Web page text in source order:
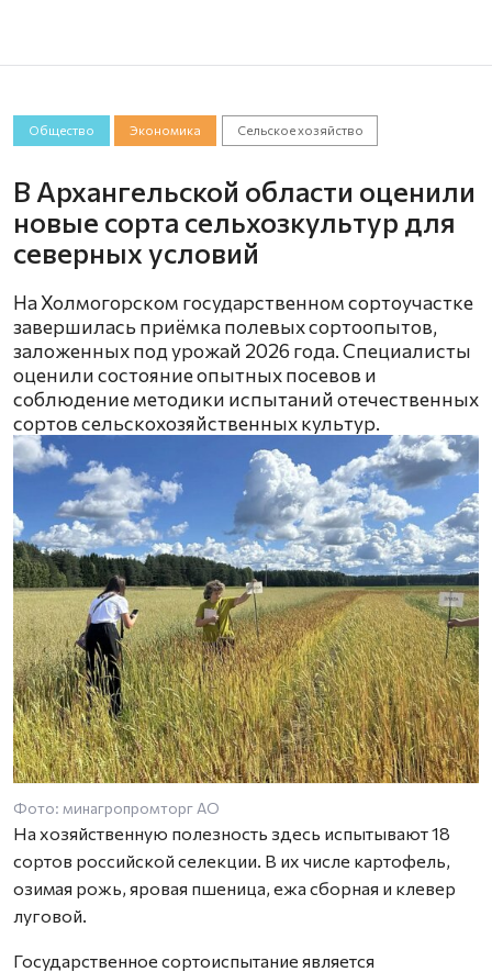
Общество Экономика Сельское хозяйство
В Архангельской области оценили
новые сорта сельхозкультур для
северных условий
На Холмогорском государственном сортоучастке
завершилась приёмка полевых сортоопытов,
заложенных под урожай 2026 года. Специалисты
оценили состояние опытных посевов и
соблюдение методики испытаний отечественных
сортов сельскохозяйственных культур.
Фото: минагропромторг АО
На хозяйственную полезность здесь испытывают 18
сортов российской селекции. В их числе картофель,
озимая рожь, яровая пшеница, ежа сборная и клевер
луговой.
Государственное сортоиспытание является